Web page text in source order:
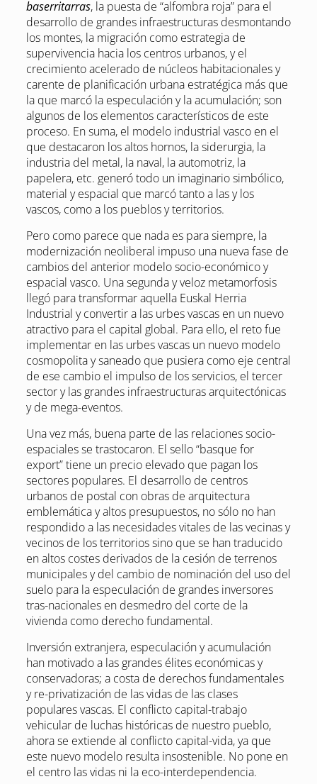
baserritarras, la puesta de “alfombra roja” para el
desarrollo de grandes infraestructuras desmontando
los montes, la migración como estrategia de
supervivencia hacia los centros urbanos, y el
crecimiento acelerado de núcleos habitacionales y
carente de planificación urbana estratégica más que
la que marcó la especulación y la acumulación; son
algunos de los elementos característicos de este
proceso. En suma, el modelo industrial vasco en el
que destacaron los altos hornos, la siderurgia, la
industria del metal, la naval, la automotriz, la
papelera, etc. generó todo un imaginario simbólico,
material y espacial que marcó tanto a las y los
vascos, como a los pueblos y territorios.
Pero como parece que nada es para siempre, la
modernización neoliberal impuso una nueva fase de
cambios del anterior modelo socio-económico y
espacial vasco. Una segunda y veloz metamorfosis
llegó para transformar aquella Euskal Herria
Industrial y convertir a las urbes vascas en un nuevo
atractivo para el capital global. Para ello, el reto fue
implementar en las urbes vascas un nuevo modelo
cosmopolita y saneado que pusiera como eje central
de ese cambio el impulso de los servicios, el tercer
sector y las grandes infraestructuras arquitectónicas
y de mega-eventos.
Una vez más, buena parte de las relaciones socio-
espaciales se trastocaron. El sello “basque for
export” tiene un precio elevado que pagan los
sectores populares. El desarrollo de centros
urbanos de postal con obras de arquitectura
emblemática y altos presupuestos, no sólo no han
respondido a las necesidades vitales de las vecinas y
vecinos de los territorios sino que se han traducido
en altos costes derivados de la cesión de terrenos
municipales y del cambio de nominación del uso del
suelo para la especulación de grandes inversores
tras-nacionales en desmedro del corte de la
vivienda como derecho fundamental.
Inversión extranjera, especulación y acumulación
han motivado a las grandes élites económicas y
conservadoras; a costa de derechos fundamentales
y re-privatización de las vidas de las clases
populares vascas. El conflicto capital-trabajo
vehicular de luchas históricas de nuestro pueblo,
ahora se extiende al conflicto capital-vida, ya que
este nuevo modelo resulta insostenible. No pone en
el centro las vidas ni la eco-interdependencia.